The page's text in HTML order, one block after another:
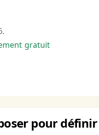
gratuit
pour